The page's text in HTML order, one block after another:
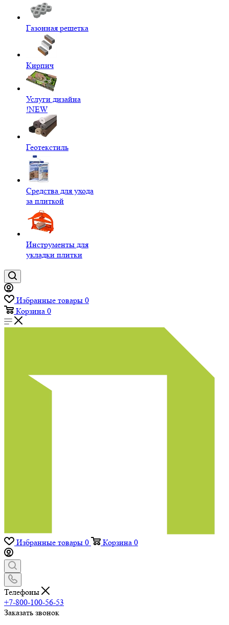
Газонная решетка
Кирпич
Услуги дизайна
!NEW
Геотекстиль
Средства для ухода
за плиткой
Инструменты для
укладки плитки
Избранные товары 0
Корзина 0
Избранные товары 0 Корзина 0
Телефоны
+7-800-100-56-53
Заказать звонок